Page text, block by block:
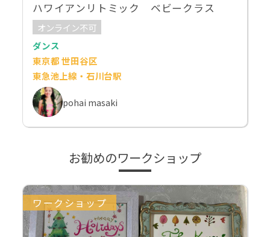
ハワイアンリトミック ベビークラス
オンライン不可
ダンス
東京都 世田谷区
東急池上線・石川台駅
pohai masaki
お勧めのワークショップ
ワークショップ